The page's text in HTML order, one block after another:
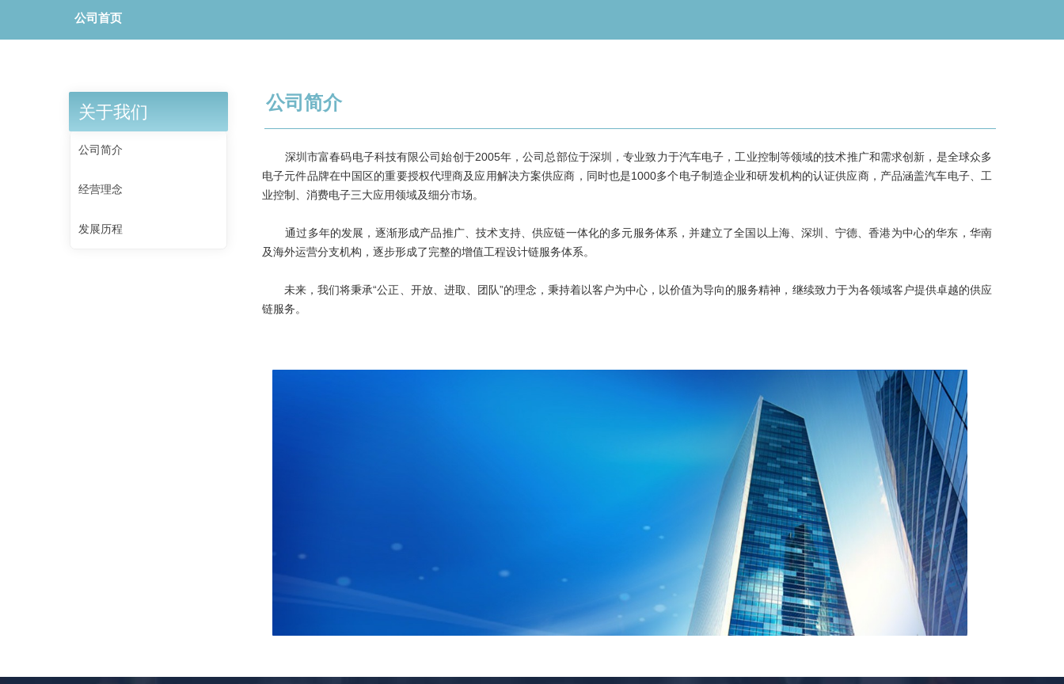
公司简介
深圳市富春码电子科技有限公司始创于2005年，公司总部位于深圳，专业致力于汽车电子，工业控制等领域的技术推广和需求创新，是全球众多
电子元件品牌在中国区的重要授权代理商及应用解决方案供应商，同时也是1000多个电子制造企业和研发机构的认证供应商，产品涵盖汽车电子、工
业控制、消费电子三大应用领域及细分市场。
通过多年的发展，逐渐形成产品推广、技术支持、供应链一体化的多元服务体系，并建立了全国以上海、深圳、宁德、香港为中心的华东，华南
及海外运营分支机构，逐步形成了完整的增值工程设计链服务体系。
未来，我们将秉承“公正、开放、进取、团队”的理念，秉持着以客户为中心，以价值为导向的服务精神，继续致力于为各领域客户提供卓越的供应
链服务。
公司首页
关于我们
公司简介
经营理念
发展历程